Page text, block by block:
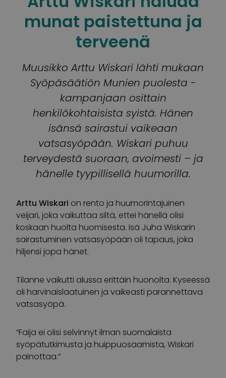
munat paistettuna ja
terveenä
Muusikko Arttu Wiskari lähti mukaan
Syöpäsäätiön Munien puolesta -
kampanjaan osittain
henkilökohtaisista syistä. Hänen
isänsä sairastui vaikeaan
vatsasyöpään. Wiskari puhuu
terveydestä suoraan, avoimesti – ja
hänelle tyypillisellä huumorilla.
Arttu Wiskari on rento ja huumorintajuinen
veijari, joka vaikuttaa siltä, ettei hänellä olisi
koskaan huolta huomisesta. Isä Juha Wiskarin
sairastuminen vatsasyöpään oli tapaus, joka
hiljensi jopa hänet.
Tilanne vaikutti alussa erittäin huonolta. Kyseessä
oli harvinaislaatuinen ja vaikeasti parannettava
vatsasyöpä.
“Faija ei olisi selvinnyt ilman suomalaista
syöpätutkimusta ja huippuosaamista, Wiskari
painottaa.”